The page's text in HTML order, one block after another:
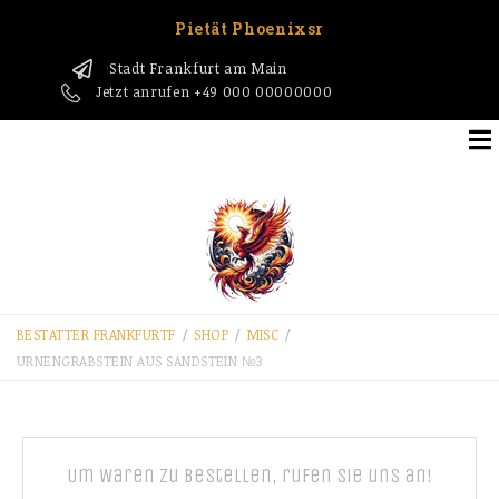
Pietät Phoenixsr
Stadt Frankfurt am Main
Jetzt anrufen +49 000 00000000
BESTATTER FRANKFURT​F / SHOP / MISC /
URNENGRABSTEIN AUS SANDSTEIN №3
Um Waren zu bestellen, rufen Sie uns an!